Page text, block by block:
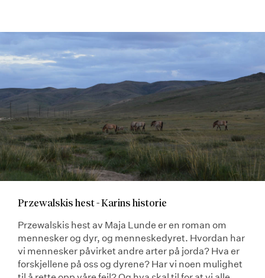
Przewalskis hest - Karins historie
Przewalskis hest av Maja Lunde er en roman om
mennesker og dyr, og menneskedyret. Hvordan har
vi mennesker påvirket andre arter på jorda? Hva er
forskjellene på oss og dyrene? Har vi noen mulighet